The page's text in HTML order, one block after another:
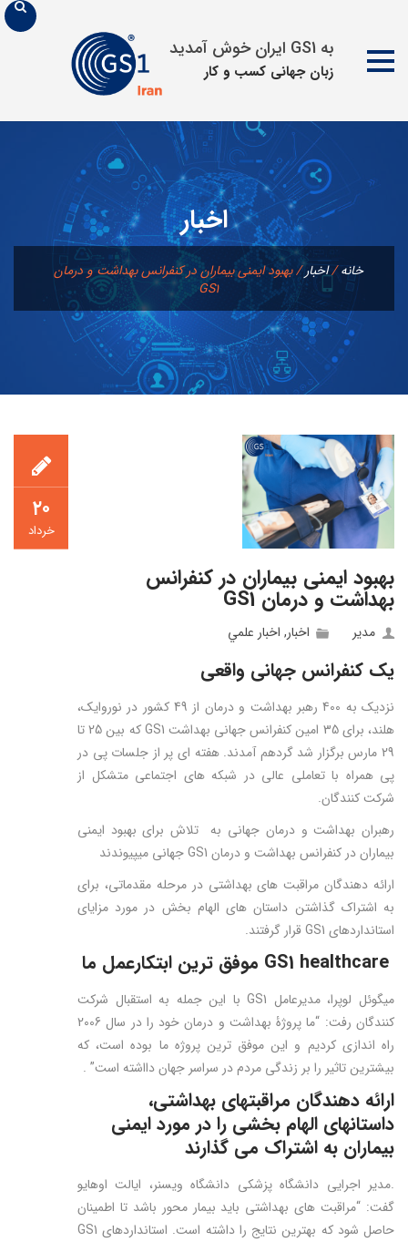
به GS1 ایران خوش آمدید
زبان جهانی كسب و كار
محتوا
اخبار
خانه/اخبار/بهبود ایمنی بیماران در کنفرانس بهداشت و درمان
GS1
۲۰
خرداد
بهبود ایمنی بیماران در کنفرانس
بهداشت و درمان GS1
مدیر اخبار, اخبار علمي
یک کنفرانس جهانی واقعی
نزدیک به 400 رهبر بهداشت و درمان از 49 کشور در نوروایک،
هلند، برای 35 امین کنفرانس جهانی بهداشت GS1 که بین 25 تا
29 مارس برگزار شد گردهم آمدند. هفته ای پر از جلسات پی در
پی همراه با تعاملی عالی در شبکه های اجتماعی متشکل از
شرکت کنندگان.
رهبران بهداشت و درمان جهانی به تلاش برای بهبود ایمنی
بیماران در کنفرانس بهداشت و درمان GS1 جهانی میپیوندند
ارائه دهندگان مراقبت های بهداشتی در مرحله مقدماتی، برای
به اشتراک گذاشتن داستان های الهام بخش در مورد مزایای
استانداردهای GS1 قرار گرفتند.
GS1 healthcare موفق ترین ابتکارعمل ما
میگوئل لوپرا، مدیرعامل GS1 با این جمله به استقبال شرکت
کنندگان رفت: “ما پروژۀ بهداشت و درمان خود را در سال 2006
راه اندازی کردیم و این موفق ترین پروژه ما بوده است، که
بیشترین تاثیر را بر زندگی مردم در سراسر جهان دااشته است” .
ارائه دهندگان مراقبتهای بهداشتی،
داستانهای الهام بخشی را در مورد ایمنی
بیماران به اشتراک می گذارند
.مدیر اجرایی دانشگاه پزشکی دانشگاه ویسنر، ایالت اوهایو
گفت: “مراقبت های بهداشتی باید بیمار محور باشد تا اطمینان
حاصل شود که بهترین نتایج را داشته است. استانداردهای GS1